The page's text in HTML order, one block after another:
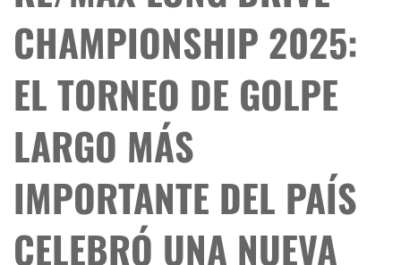
CHAMPIONSHIP 2025:
EL TORNEO DE GOLPE
LARGO MÁS
IMPORTANTE DEL PAÍS
CELEBRÓ UNA NUEVA